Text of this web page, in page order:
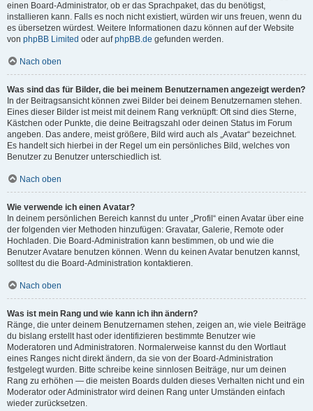
einen Board-Administrator, ob er das Sprachpaket, das du benötigst,
installieren kann. Falls es noch nicht existiert, würden wir uns freuen, wenn du
es übersetzen würdest. Weitere Informationen dazu können auf der Website
von phpBB Limited oder aufphpBB.de gefunden werden.
Nach oben
Was sind das für Bilder, die bei meinem Benutzernamen angezeigt werden?
In der Beitragsansicht können zwei Bilder bei deinem Benutzernamen stehen.
Eines dieser Bilder ist meist mit deinem Rang verknüpft: Oft sind dies Sterne,
Kästchen oder Punkte, die deine Beitragszahl oder deinen Status im Forum
angeben. Das andere, meist größere, Bild wird auch als „Avatar“ bezeichnet.
Es handelt sich hierbei in der Regel um ein persönliches Bild, welches von
Benutzer zu Benutzer unterschiedlich ist.
Nach oben
Wie verwende ich einen Avatar?
In deinem persönlichen Bereich kannst du unter „Profil“ einen Avatar über eine
der folgenden vier Methoden hinzufügen: Gravatar, Galerie, Remote oder
Hochladen. Die Board-Administration kann bestimmen, ob und wie die
Benutzer Avatare benutzen können. Wenn du keinen Avatar benutzen kannst,
solltest du die Board-Administration kontaktieren.
Nach oben
Was ist mein Rang und wie kann ich ihn ändern?
Ränge, die unter deinem Benutzernamen stehen, zeigen an, wie viele Beiträge
du bislang erstellt hast oder identifizieren bestimmte Benutzer wie
Moderatoren und Administratoren. Normalerweise kannst du den Wortlaut
eines Ranges nicht direkt ändern, da sie von der Board-Administration
festgelegt wurden. Bitte schreibe keine sinnlosen Beiträge, nur um deinen
Rang zu erhöhen — die meisten Boards dulden dieses Verhalten nicht und ein
Moderator oder Administrator wird deinen Rang unter Umständen einfach
wieder zurücksetzen.